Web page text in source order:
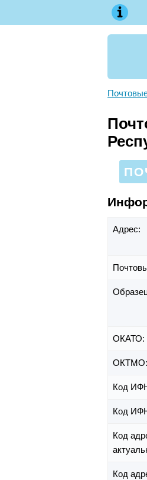
Адрес:
ОКАТО:
ОКТМО:
Код
Код
Код
Код